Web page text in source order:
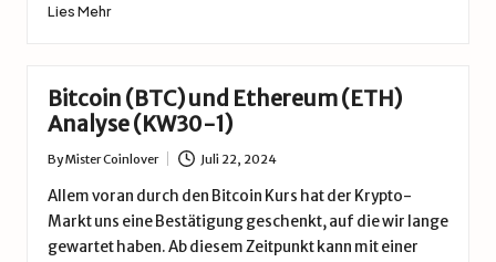
Lies Mehr
Bitcoin (BTC) und Ethereum (ETH)
Analyse (KW30-1)
Posted
by
ByMister Coinlover Juli 22, 2024
Allem voran durch den Bitcoin Kurs hat der Krypto-
Markt uns eine Bestätigung geschenkt, auf die wir lange
gewartet haben. Ab diesem Zeitpunkt kann mit einer